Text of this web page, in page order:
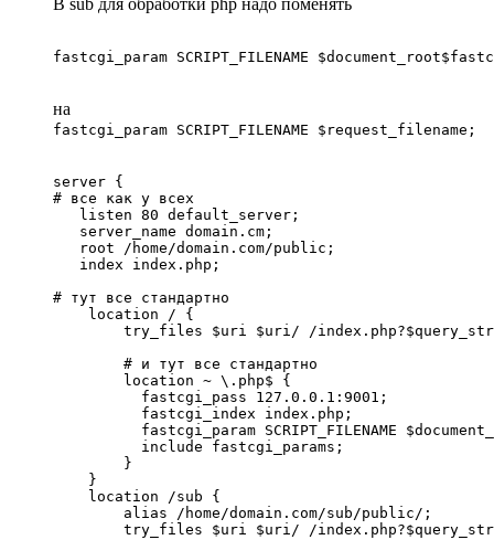
В sub для обработки php надо поменять
fastcgi_param SCRIPT_FILENAME
на
fastcgi_param SCRIPT_FILENAME $request_filename;
server {
# все как у всех
   listen 80 default_server;
   server_name domain.cm;
   root /home/domain.com/public;
   index index.php;
# тут все стандартно
    location / {
try_files $uri $uri/ /
        # и тут все стандартно
        location ~ \.php$ {
          fastcgi_pass 127.0.0.1:9001;
          fastcgi_index index.php;
fastcgi_param SCRIPT_FILENAME
          include fastcgi_params;
        }
    }
    location /sub {
        alias /home/domain.com/sub/public/;
try_files $uri $uri/ /